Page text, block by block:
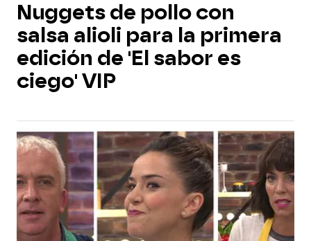
Nuggets de pollo con
salsa alioli para la primera
edición de 'El sabor es
ciego' VIP